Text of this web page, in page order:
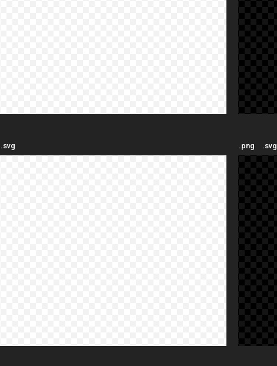
.svg .png .svg